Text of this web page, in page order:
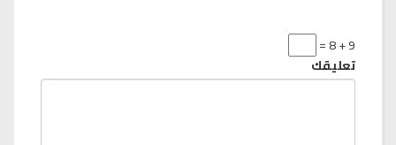
9 + 8 =
تعليقك